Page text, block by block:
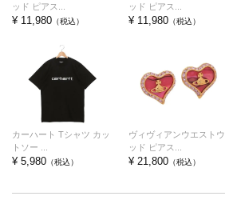
ッド ピアス...
¥ 11,980 （税込）
ッド ピアス...
¥ 11,980 （税込）
カーハート Tシャツ カッ
トソー ...
¥ 5,980 （税込）
ヴィヴィアンウエストウ
ッド ピアス...
¥ 21,800 （税込）